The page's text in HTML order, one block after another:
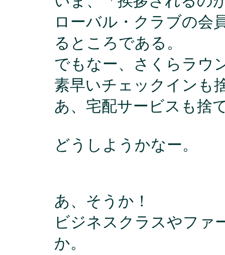
ローバル・クラブの会
るところである。
でもなー、さくらラウ
素早いチェックインも
あ、宅配サービスも捨
どうしようかなー。
あ、そうか！
ビジネスクラスやファ
か。